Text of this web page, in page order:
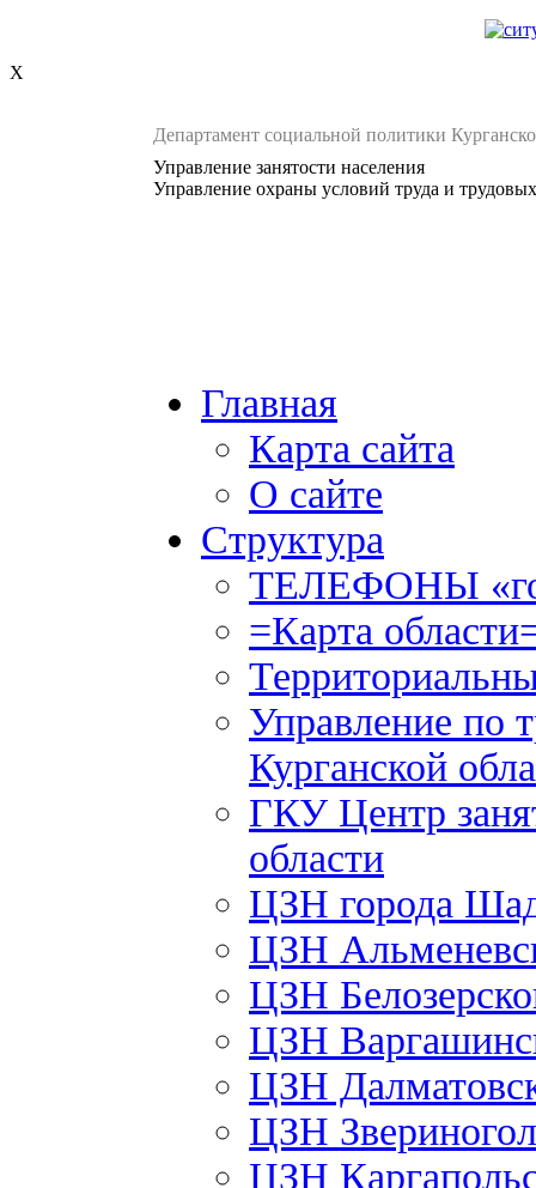
X
Департамент социальной политики
Управление занятости населения
Управление охраны условий труда и
Главная
Карта сайта
О сайте
Структура
ТЕЛЕФОНЫ
=Карта
Управление по
Курганской
ГКУ Центр
области
ЦЗН города
ЦЗН
ЦЗН
ЦЗН
ЦЗН
ЦЗН
ЦЗН